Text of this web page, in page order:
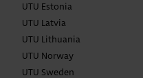
UTU Estonia
UTU Latvia
UTU Lithuania
UTU Norway
UTU Sweden